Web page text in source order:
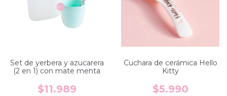
Set de yerbera y azucarera
(2 en 1) con mate menta
$11.989
Cuchara de cerámica Hello
Kitty
$5.990